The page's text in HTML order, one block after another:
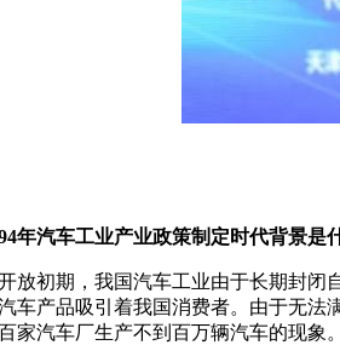
年汽车工业产业政策制定时代背景是
放初期，我国汽车工业由于长期封闭
车产品吸引着我国消费者。由于无
家汽车厂生产不到百万辆汽车的现